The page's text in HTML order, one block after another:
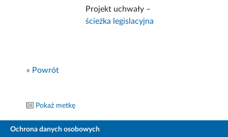
Projekt uchwały –
ścieżka legislacyjna
« Powrót
Pokaż metkę
Ochrona danych osobowych